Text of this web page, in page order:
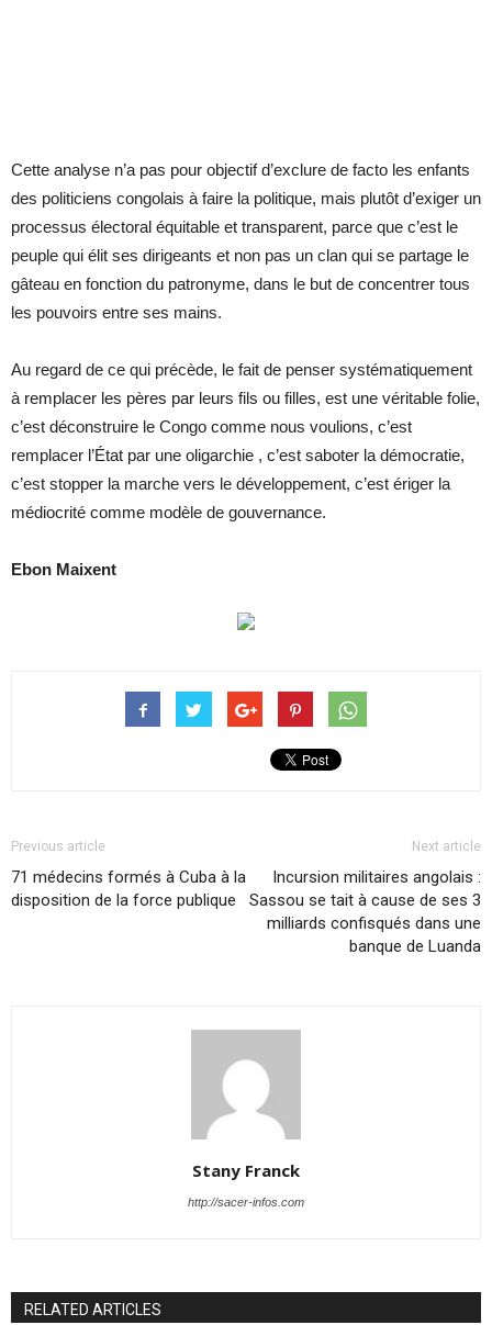
Cette analyse n’a pas pour objectif d’exclure de facto les enfants
des politiciens congolais à faire la politique, mais plutôt d’exiger un
processus électoral équitable et transparent, parce que c’est le
peuple qui élit ses dirigeants et non pas un clan qui se partage le
gâteau en fonction du patronyme, dans le but de concentrer tous
les pouvoirs entre ses mains.
Au regard de ce qui précède, le fait de penser systématiquement
à remplacer les pères par leurs fils ou filles, est une véritable folie,
c’est déconstruire le Congo comme nous voulions, c’est
remplacer l’État par une oligarchie , c’est saboter la démocratie,
c’est stopper la marche vers le développement, c’est ériger la
médiocrité comme modèle de gouvernance.
Ebon Maixent
Previous article
71 médecins formés à Cuba à la
disposition de la force publique
Next article
Incursion militaires angolais :
Sassou se tait à cause de ses 3
milliards confisqués dans une
banque de Luanda
Stany Franck
http://sacer-infos.com
RELATED ARTICLES